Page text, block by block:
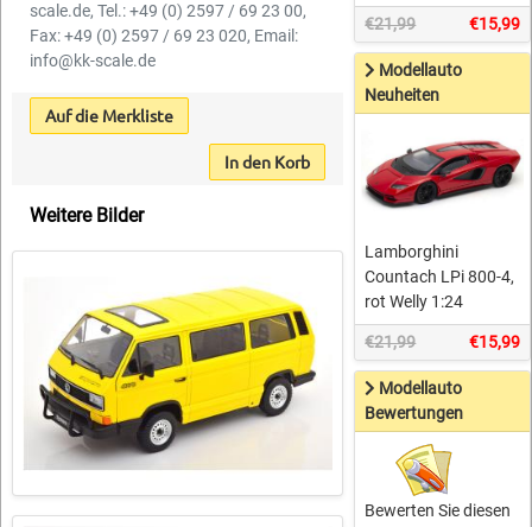
scale.de, Tel.: +49 (0) 2597 / 69 23 00,
Fax: +49 (0) 2597 / 69 23 020, Email:
info@kk-scale.de
Auf die Merkliste
In den Korb
Weitere Bilder
€21,99 €15,99
Modellauto
Neuheiten
Lamborghini
Countach LPi 800-4,
rot Welly 1:24
€21,99 €15,99
Modellauto
Bewertungen
Bewerten Sie diesen